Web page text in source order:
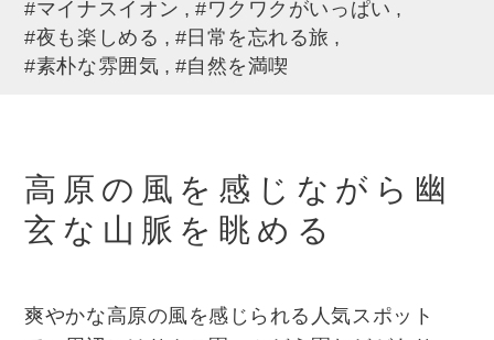
#マイナスイオン
#ワクワクがいっぱい
#夜も楽しめる
#日常を忘れる旅
#素朴な雰囲気
#自然を満喫
高原の風を感じながら幽
玄な山脈を眺める
爽やかな高原の風を感じられる人気スポット